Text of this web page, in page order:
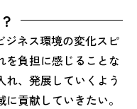
ジネス環境の変化スピ
を負担に感じることな
れ、発展していくよう
貢献していきたい。